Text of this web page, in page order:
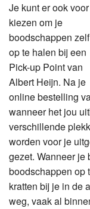
Je kunt er ook voor
kiezen om je
boodschappen zelf
op te halen bij een
Pick-up Point van
Albert Heijn. Na je
online bestelling
wanneer het jou
verschillende
worden voor je
gezet. Wanneer je
boodschappen op
kratten bij je in de
weg, vaak al